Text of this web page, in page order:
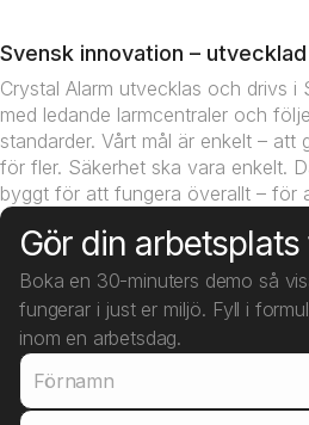
Svensk innovation –
Crystal Alarm utvecklas och drivs i
med ledande larmcentraler och
standarder. Vårt mål är enkelt – att
för fler. Säkerhet ska vara enkelt.
byggt för att fungera överallt – för
Gör din
Boka en 30-minuters demo så
fungerar i just er miljö. Fyll i
inom en arbetsdag.
Förnamn